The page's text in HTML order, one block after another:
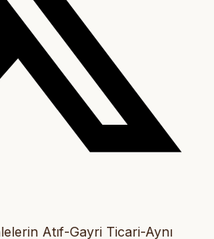
Atıf-Gayri Ticari-Aynı